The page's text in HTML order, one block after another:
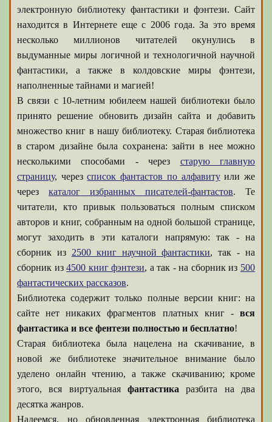
электронную библиотеку фантастики и фэнтези. Сайт
находится в Интернете еще с 2006 года. За это время
несколько миллионов читателей окунулись в
выдуманные миры логичной и технологичной научной
фантастики, а также в колдовские миры фэнтези,
наполненные тайнами и магией!
В связи с 10-летним юбилеем нашей библиотеки было
принято решение обновить дизайн сайта и добавить
множество книг в нашу библиотеку. Старая библиотека
в старом дизайне была сохранена: зайти в нее можно
несколькими способами - через старую главную
страницу, черезсписок фантастов по алфавитуили же
через каталог избранных писателей-фантастов. Те
читатели, кто привык пользоваться полным списком
авторов и книг, собранным на одной большой странице,
могут заходить в эти каталоги напрямую: так - на
сборник из 2500 книг научной фантастики, так - на
сборник из4500 книг фэнтези, а так - на сборник из 500
фантастических рассказов.
Библиотека содержит только полные версии книг: на
сайте нет никаких фрагментов платных книг - вся
фантастика и все фентези полностью и бесплатно!
Старая библиотека была нацелена на скачивание, в
новой же библиотеке значительное внимание было
уделено онлайн чтению, а также скачиванию; кроме
этого, вся виртуальная фантастика разбита на два
десятка жанров.
Надеемся, но обновленная электронная библиотека